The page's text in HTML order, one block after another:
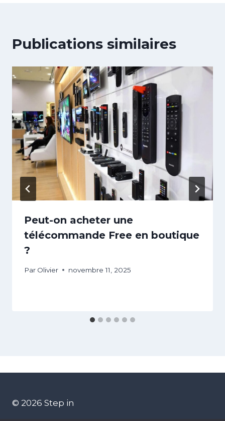
Publications similaires
Peut-on acheter une
télécommande Free en boutique
?
Par Olivier novembre 11, 2025
© 2026 Step in